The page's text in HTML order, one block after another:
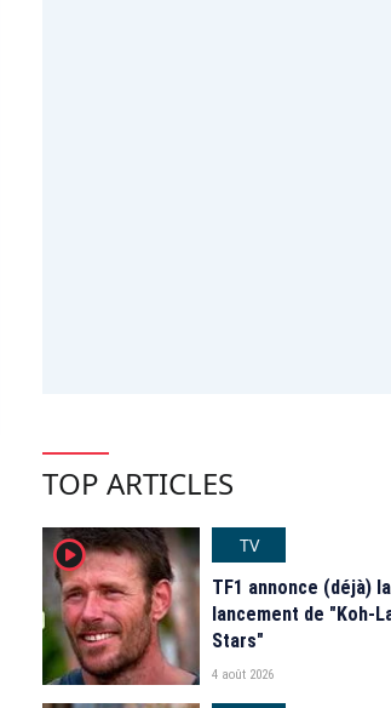
TOP ARTICLES
player2
TV
TF1 annonce (déjà)
lancement de "Koh-
Stars"
4 août 2026